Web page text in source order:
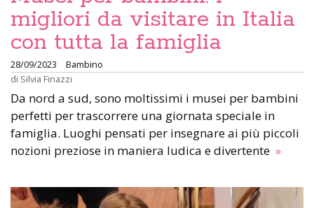
migliori da visitare in Italia
con tutta la famiglia
28/09/2023
Bambino
di Silvia Finazzi
Da nord a sud, sono moltissimi i musei per bambini
perfetti per trascorrere una giornata speciale in
famiglia. Luoghi pensati per insegnare ai più piccoli
nozioni preziose in maniera ludica e divertente »